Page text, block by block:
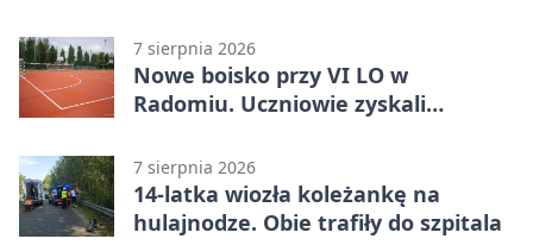
7 sierpnia 2026
Nowe boisko przy VI LO w
Radomiu. Uczniowie zyskali
7 sierpnia 2026
14-latka wiozła koleżankę na
hulajnodze. Obie trafiły do szpitala